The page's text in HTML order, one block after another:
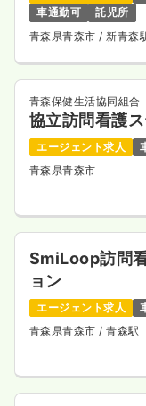
車通勤可
託児所
青森県青森市 / 新青森
青森保健生活協同組合
協立訪問看護
エージェント求人
青森県青森市
SmiLoop訪問
ョン
エージェント求人
青森県青森市/ 青森駅